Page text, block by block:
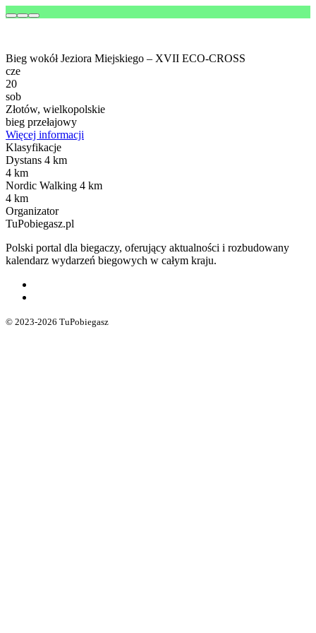
Bieg wokół Jeziora Miejskiego – XVII ECO-CROSS
cze
20
sob
Złotów, wielkopolskie
bieg przełajowy
Więcej informacji
Klasyfikacje
Dystans 4 km
4 km
Nordic Walking 4 km
4 km
Organizator
TuPobiegasz.pl
Polski portal dla biegaczy, oferujący aktualności i rozbudowany
kalendarz wydarzeń biegowych w całym kraju.
© 2023-2026 TuPobiegasz